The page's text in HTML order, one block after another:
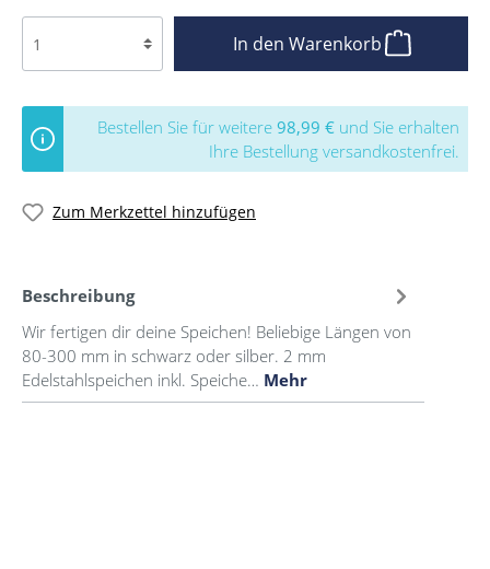
In den Warenkorb
Bestellen Sie für weitere 98,99 € und Sie erhalten
Ihre Bestellung versandkostenfrei.
Zum Merkzettel hinzufügen
Beschreibung
Wir fertigen dir deine Speichen! Beliebige Längen von
80-300 mm in schwarz oder silber. 2 mm
Edelstahlspeichen inkl. Speiche… Mehr